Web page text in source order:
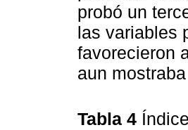
probó un
las variables
favorecieron
aun
Tabla 4